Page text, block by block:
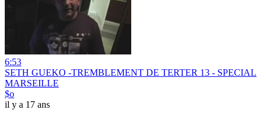
6:53
SETH GUEKO -TREMBLEMENT DE TERTER 13 - SPECIAL
MARSEILLE
$o
il y a 17 ans